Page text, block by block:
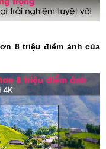
8 triệu điểm ảnh của